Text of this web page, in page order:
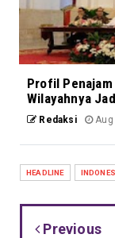
Profil Penajam
Wilayahnya
Redaksi Aug
HEADLINE
Previous